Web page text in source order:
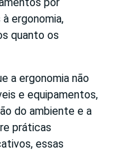
ergonomia,
quanto os
a ergonomia não
e equipamentos,
do ambiente e a
práticas
essas